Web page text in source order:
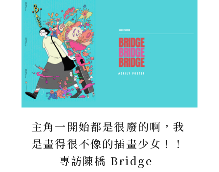
主角一開始都是很廢的啊，我
是畫得很不像的插畫少女！！
── 專訪陳橋 Bridge